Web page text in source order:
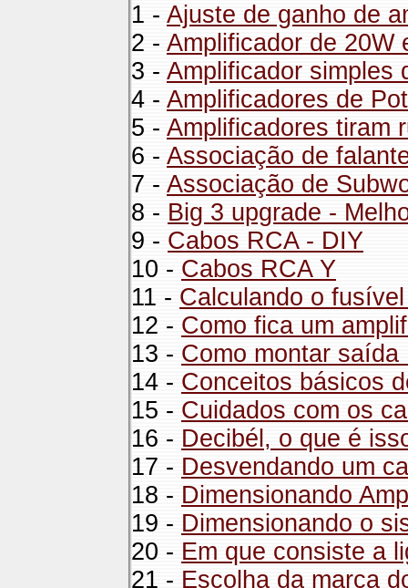
1 - Ajuste de ganho de
2 - Amplificador de 20W
3 - Amplificador simples
4 - Amplificadores de
5 - Amplificadores tiram
6 - Associação de
7 - Associação de
8 - Big 3 upgrade -
9 - Cabos RCA - DIY
10 - Cabos RCA Y
11 - Calculando o
12 - Como fica um
13 - Como montar
14 - Conceitos básicos
15 - Cuidados com os
16 - Decibél, o que é
17 - Desvendando um
18 - Dimensionando
19 - Dimensionando o
20 - Em que consiste a
21 - Escolha da marca